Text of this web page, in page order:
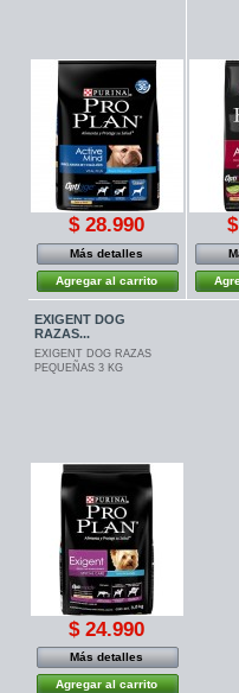
$ 28.990
Más detalles
Agregar al carrito
EXIGENT DOG
RAZAS...
EXIGENT DOG RAZAS
PEQUEÑAS 3 KG
$ 24.990
Más detalles
Agregar al carrito